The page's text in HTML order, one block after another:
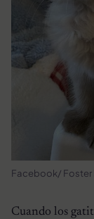
Facebook/ Foster
Cuando los